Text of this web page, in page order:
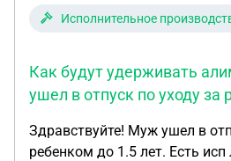
выплат моему сыну и на
Исполнительное
Как будут удерживать
ушел в отпуск по уходу за
Здравствуйте! Муж ушел в
ребенком до 1.5 лет. Есть исп